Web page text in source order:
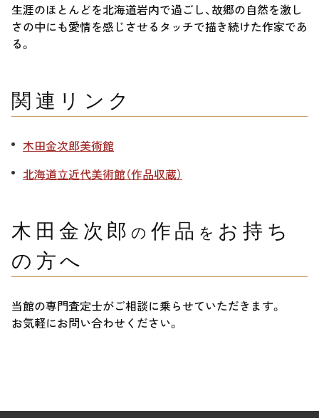
生涯のほとんどを北海道岩内で過ごし、故郷の自然を激し
さの中にも愛情を感じさせるタッチで描き続けた作家であ
る。
関連リンク
木田金次郎美術館
北海道立近代美術館（作品収蔵）
木田金次郎 の 作品 を お持ち
の方へ
当館の専門査定士がご相談に乗らせていただきます。
お気軽にお問い合わせください。